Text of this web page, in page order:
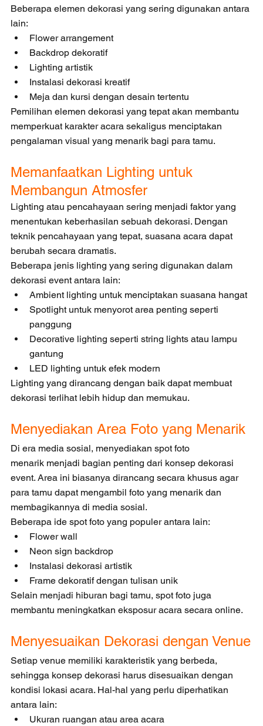
Beberapa elemen dekorasi yang sering digunakan antara
lain:
Flower arrangement
Backdrop dekoratif
Lighting artistik
Instalasi dekorasi kreatif
Meja dan kursi dengan desain tertentu
Pemilihan elemen dekorasi yang tepat akan membantu
memperkuat karakter acara sekaligus menciptakan
pengalaman visual yang menarik bagi para tamu.
Memanfaatkan Lighting untuk
Membangun Atmosfer
Lighting atau pencahayaan sering menjadi faktor yang
menentukan keberhasilan sebuah dekorasi. Dengan
teknik pencahayaan yang tepat, suasana acara dapat
berubah secara dramatis.
Beberapa jenis lighting yang sering digunakan dalam
dekorasi event antara lain:
Ambient lighting untuk menciptakan suasana hangat
Spotlight untuk menyorot area penting seperti
panggung
Decorative lighting seperti string lights atau lampu
gantung
LED lighting untuk efek modern
Lighting yang dirancang dengan baik dapat membuat
dekorasi terlihat lebih hidup dan memukau.
Menyediakan Area Foto yang Menarik
Di era media sosial, menyediakan spot foto
menarik menjadi bagian penting dari konsep dekorasi
event. Area ini biasanya dirancang secara khusus agar
para tamu dapat mengambil foto yang menarik dan
membagikannya di media sosial.
Beberapa ide spot foto yang populer antara lain:
Flower wall
Neon sign backdrop
Instalasi dekorasi artistik
Frame dekoratif dengan tulisan unik
Selain menjadi hiburan bagi tamu, spot foto juga
membantu meningkatkan eksposur acara secara online.
Menyesuaikan Dekorasi dengan Venue
Setiap venue memiliki karakteristik yang berbeda,
sehingga konsep dekorasi harus disesuaikan dengan
kondisi lokasi acara. Hal-hal yang perlu diperhatikan
antara lain:
Ukuran ruangan atau area acara